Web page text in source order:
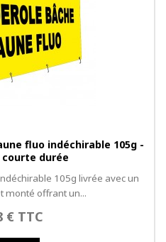
fluo indéchirable 105g -
durée
105g livrée avec un
monté offrant un...
€ TTC